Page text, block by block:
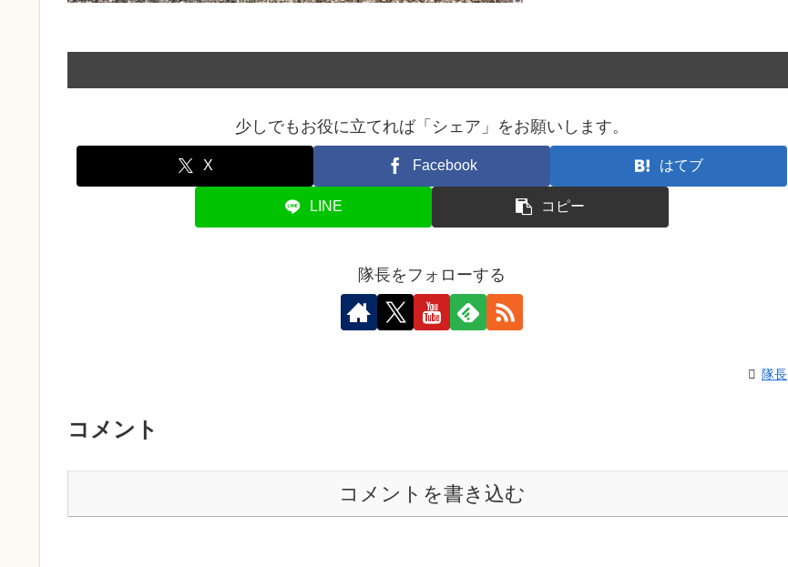
少しでもお役に立てれば「シェア」をお願いします。
X Facebook はてブ
LINE コピー
隊長をフォローする
隊長
コメント
コメントを書き込む